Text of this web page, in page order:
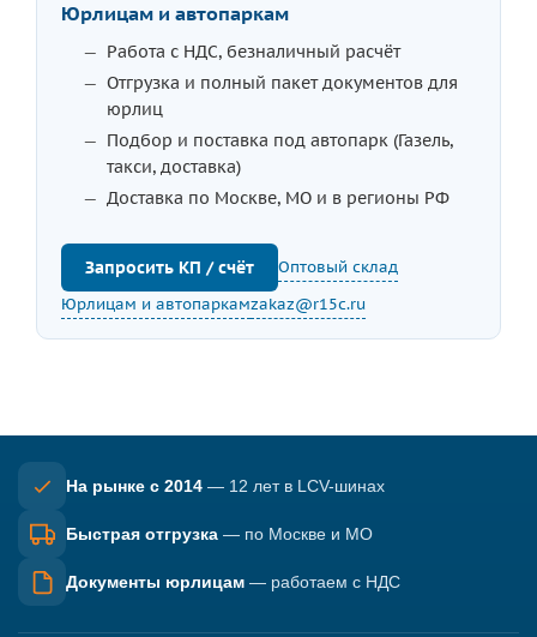
Юрлицам и автопаркам
Работа с НДС, безналичный расчёт
Отгрузка и полный пакет документов для
юрлиц
Подбор и поставка под автопарк (Газель,
такси, доставка)
Доставка по Москве, МО и в регионы РФ
Запросить КП / счёт
Оптовый склад
Юрлицам и автопаркамzakaz@r15c.ru
На рынке с 2014 — 12 лет в LCV-шинах
Быстрая отгрузка — по Москве и МО
Документы юрлицам — работаем с НДС